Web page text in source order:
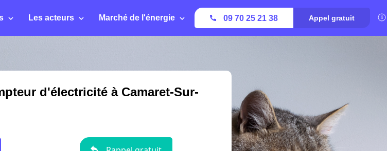
Les acteurs Marché de l'énergie 09 70 25 21 38 Appel gratuit